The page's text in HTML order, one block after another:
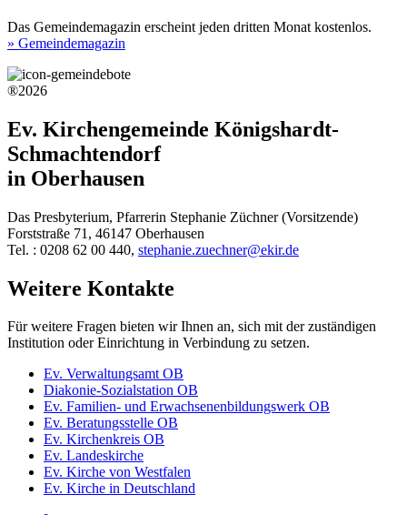
Das Gemeindemagazin erscheint jeden dritten Monat kostenlos.
» Gemeindemagazin
®2026
Ev. Kirchengemeinde Königshardt-
Schmachtendorf
in Oberhausen
Das Presbyterium, Pfarrerin Stephanie Züchner (Vorsitzende)
Forststraße 71, 46147 Oberhausen
Tel. : 0208 62 00 440, stephanie.zuechner@ekir.de
Weitere Kontakte
Für weitere Fragen bieten wir Ihnen an, sich mit der zuständigen
Institution oder Einrichtung in Verbindung zu setzen.
Ev. Verwaltungsamt OB
Diakonie-Sozialstation OB
Ev. Familien- und Erwachsenenbildungswerk OB
Ev. Beratungsstelle OB
Ev. Kirchenkreis OB
Ev. Landeskirche
Ev. Kirche von Westfalen
Ev. Kirche in Deutschland